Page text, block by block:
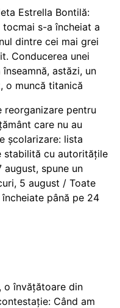
Estrella Bontilă:
tocmai s-a încheiat a
dintre cei mai grei
Conducerea unei
astăzi, un
o muncă titanică
reorganizare pentru
care nu au
școlarizare: lista
stabilită cu autoritățile
august, spune un
5 august / Toate
până pe 24
o învățătoare din
Când am